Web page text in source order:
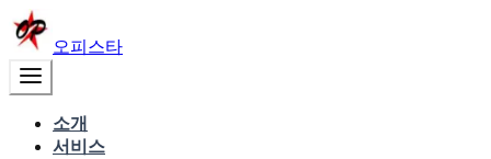
오피스타
소개
서비스